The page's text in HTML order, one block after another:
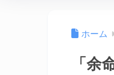
ホーム
「余